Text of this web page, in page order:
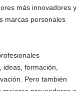
más innovadores y
marcas personales
formación,
Pero también